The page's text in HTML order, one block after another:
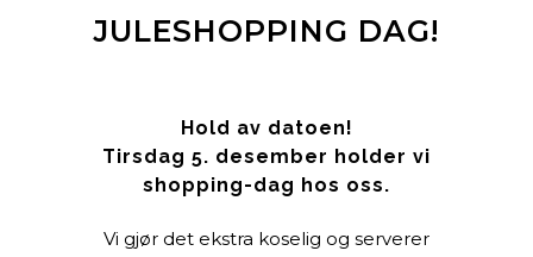
JULESHOPPING DAG!
Hold av datoen!
Tirsdag 5. desember holder vi
shopping-dag hos oss.
Vi gjør det ekstra koselig og serverer